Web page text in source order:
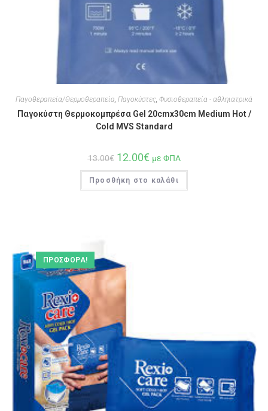
Παγοθεραπεία/Θερμοθεραπεία, Παγοκύστες, Φυσιοθεραπεία - αθληιατρικά
Παγοκύστη Θερμοκομπρέσα Gel 20cmx30cm Medium Hot /
Cold MVS Standard
13.00€ 12.00€ με ΦΠΑ
Προσθήκη στο καλάθι
ΠΡΟΣΦΟΡΆ!